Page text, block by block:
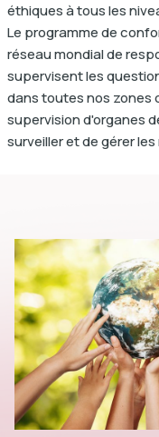
éthiques à tous les
Le programme de
réseau mondial de
supervisent les
dans toutes nos zones
supervision d'organes
surveiller et de gérer